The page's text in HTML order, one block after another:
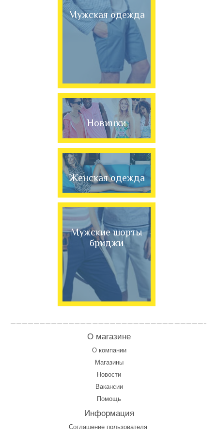
Мужская одежда
Новинки
Женская одежда
Мужские шорты
бриджи
О магазине
О компании
Магазины
Новости
Вакансии
Помощь
Информация
Соглашение пользователя